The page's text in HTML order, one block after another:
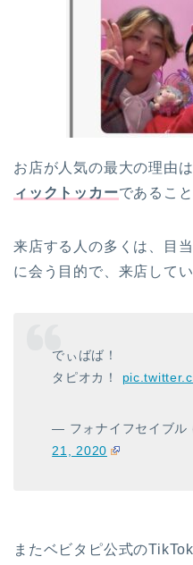
お店が人気の最大の理由は
ィックトッカーであること
来店する人の多くは、目
に会う目的で、来店してい
でぃばば！
タピオカ！
— フォナイフセイブ
21, 2020
またベビタピ公式の